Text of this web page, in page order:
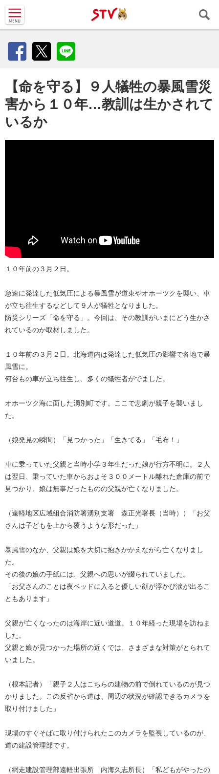
ＳＴＶ札
【命を守る】９人犠牲の暴風雪災
害から１０年…教訓は生かされて
いるか
１０年前の３月２日。
急速に発達した低気圧による暴風雪が道東やオホーツクを襲い、車
が立ち往生するなどして９人が犠牲となりました。
防災シリーズ「命を守る」。今回は、その教訓がいまにどう生かさ
れているのか取材しました。
１０年前の３月２日。北海道内は発達した低気圧の影響で各地で暴
風雪に。
何台もの車が立ち往生し、多くの犠牲者がでました。
オホーツク海に面した湧別町です。ここで悲劇が親子を襲いまし
た。
（娘発見の瞬間）「見つかった」「生きてる」「毛布！」
車に乗っていた父親と当時小学３年生だった娘が行方不明に。２人
は翌日、乗っていた車からおよそ３００メートル離れた倉庫の前で
見つかり、娘は無事だったものの父親が亡くなりました。
（遠軽地区広域組合消防署湧別支署 森正光署長（当時））「お父
さんは子どもを上から覆うような形だった」
暴風雪のなか、父親は娘を大切に抱きかかえながら亡くなりまし
た。
その後の娘の手紙には、父親への思いが綴られていました。
「お父さんのことは夜ベッドに入ると優しい顔が浮かび涙が出るこ
ともあります」
父親が亡くなったのは海岸に近い道道。１０年経った現場を訪ねま
した。
父親と娘が見つかった場所の近くでは、さまざまな対策がとられて
いました。
（根本記者）「親子２人はこちらの建物の前で倒れているのが見つ
かりました。この反省から道は、周辺の状況が確認できるカメラを
取り付けました」
現場のすぐそばに取り付けられたこのカメラを監視しているのが、
道の建設管理部です。
（網走建設管理部遠軽出張所 内海久志所長）「私どもがやったの